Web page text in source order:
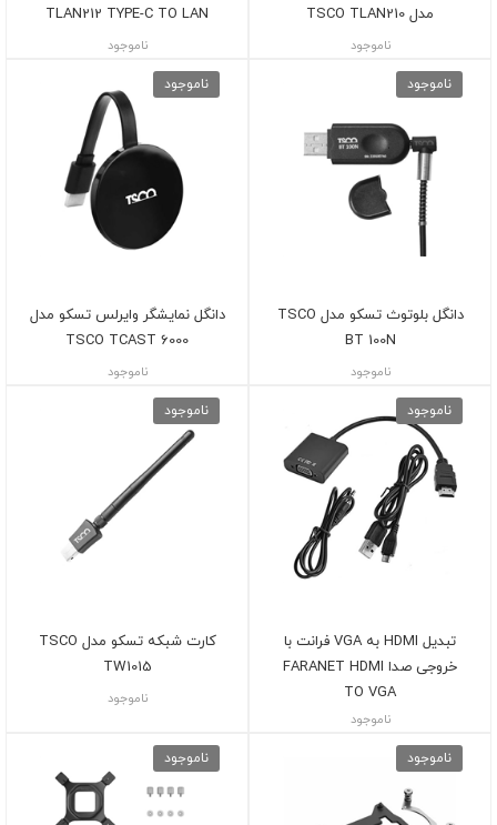
مدل TSCO TLAN210
ناموجود
TLAN212 TYPE-C TO LAN
ناموجود
ناموجود
دانگل بلوتوث تسکو مدل TSCO
BT 100N
ناموجود
ناموجود
دانگل نمایشگر وایرلس تسکو مدل
TSCO TCAST 6000
ناموجود
ناموجود
تبدیل HDMI به VGA فرانت با
خروجی صدا FARANET HDMI
TO VGA
ناموجود
ناموجود
کارت شبکه تسکو مدل TSCO
TW1015
ناموجود
ناموجود ناموجود